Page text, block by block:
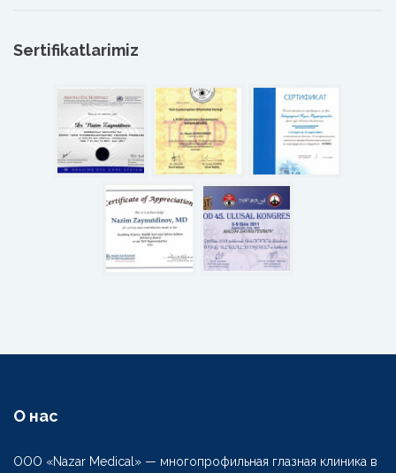
Sertifikatlarimiz
О нас
ООО «Nazar Medical» — многопрофильная глазная клиника в